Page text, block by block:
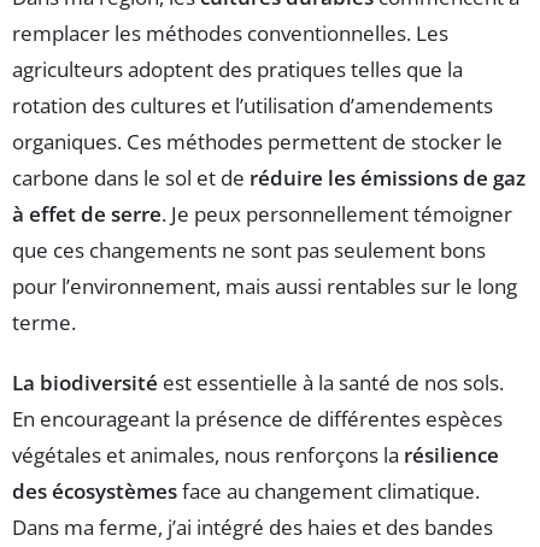
remplacer les méthodes conventionnelles. Les
agriculteurs adoptent des pratiques telles que la
rotation des cultures et l’utilisation d’amendements
organiques. Ces méthodes permettent de stocker le
carbone dans le sol et de réduire les émissions de gaz
à effet de serre. Je peux personnellement témoigner
que ces changements ne sont pas seulement bons
pour l’environnement, mais aussi rentables sur le long
terme.
La biodiversité est essentielle à la santé de nos sols.
En encourageant la présence de différentes espèces
végétales et animales, nous renforçons la résilience
des écosystèmesface au changement climatique.
Dans ma ferme, j’ai intégré des haies et des bandes